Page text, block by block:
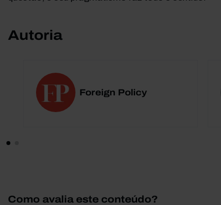
Autoria
Foreign Policy
Como avalia este conteúdo?